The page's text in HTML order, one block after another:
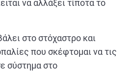
να αλλάξει τίποτα το
στο στόχαστρο και
που σκέφτομαι να τις
σύστημα στο